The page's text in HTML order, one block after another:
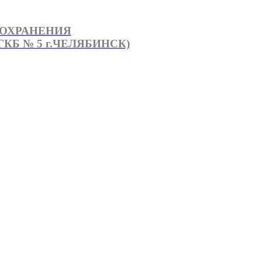
№ 5 г.ЧЕЛЯБИНСК)